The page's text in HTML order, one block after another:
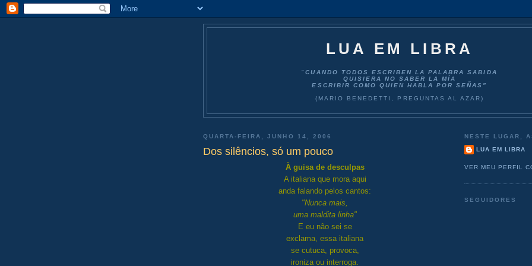
LUA EM LIBRA
"CUANDO TODOS ESCRIBEN LA PALABRA SABIDA
QUISIERA NO SABER LA MÍA
ESCRIBIR COMO QUIEN HABLA POR SEÑAS”
(MARIO BENEDETTI, PREGUNTAS AL AZAR)
QUARTA-FEIRA, JUNHO 14, 2006
Dos silêncios, só um pouco
À guisa de desculpas
A italiana que mora aqui
anda falando pelos cantos:
"Nunca mais,
uma maldita linha"
E eu não sei se
exclama, essa italiana
se cutuca, provoca,
ironiza ou interroga.
NESTE LUGAR,
LUA EM LIBRA
VER MEU PERFIL
SEGUIDORES